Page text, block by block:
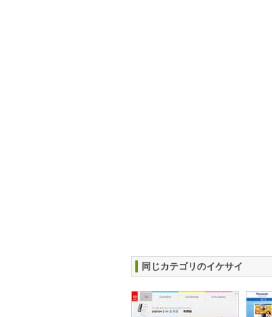
同じカテゴリのイケサイ